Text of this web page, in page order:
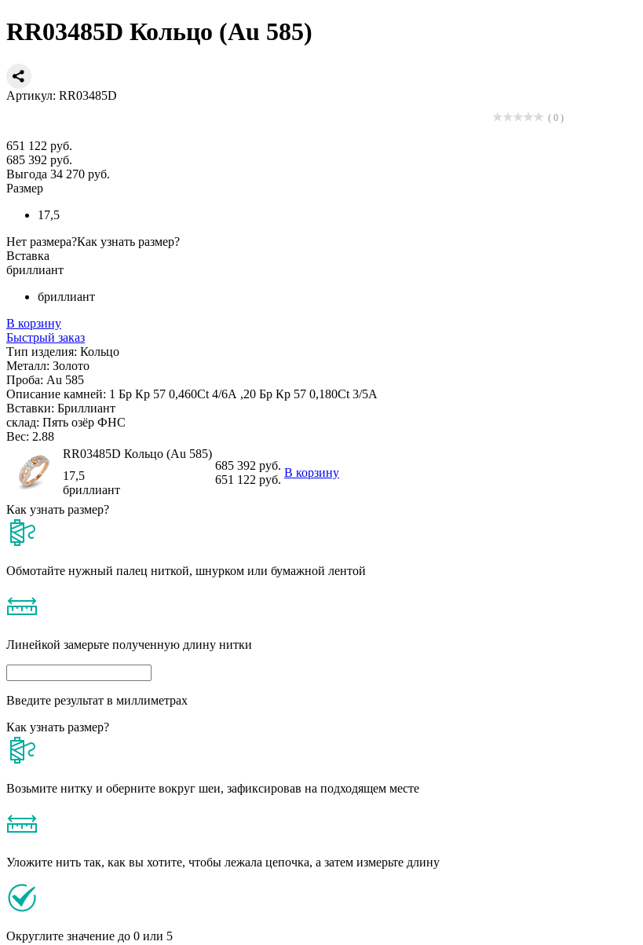
RR03485D Кольцо (Au 585)
Артикул: RR03485D
( 0 )
651 122 руб.
685 392 руб.
Выгода 34 270 руб.
Размер
17,5
Нет размера?Как узнать размер?
Вставка
бриллиант
бриллиант
В корзину
Быстрый заказ
Тип изделия: Кольцо
Металл: Золото
Проба: Au 585
Описание камней: 1 Бр Кр 57 0,460Ct 4/6А ,20 Бр Кр 57 0,180Ct 3/5А
Вставки: Бриллиант
склад: Пять озёр ФНС
Вес: 2.88
RR03485D Кольцо (Au 585)
685 392 руб.
651 122 руб.
В корзину
17,5
бриллиант
Как узнать размер?
Обмотайте нужный палец ниткой, шнурком или бумажной лентой
Линейкой замерьте полученную длину нитки
Введите результат в миллиметрах
Как узнать размер?
Возьмите нитку и оберните вокруг шеи, зафиксировав на подходящем месте
Уложите нить так, как вы хотите, чтобы лежала цепочка, а затем измерьте длину
Округлите значение до 0 или 5